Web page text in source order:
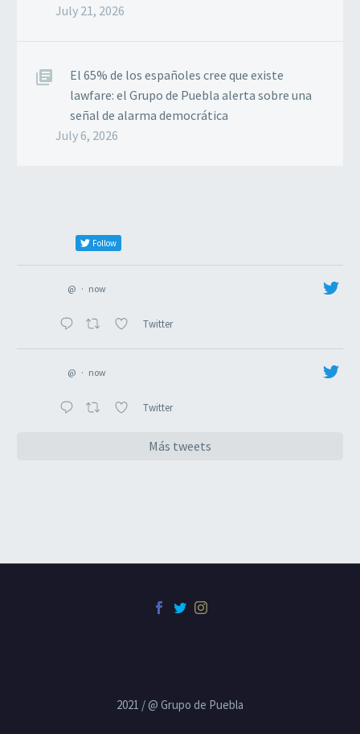
July 21, 2026
El 65% de los españoles cree que existe
lawfare: el Grupo de Puebla alerta sobre una
señal de alarma democrática
July 6, 2026
Follow
@ · now
Twitter
@ · now
Twitter
Más tweets
2021 / @ Grupo de Puebla